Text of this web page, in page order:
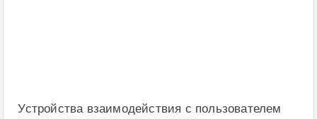
Устройства взаимодействия с пользователем